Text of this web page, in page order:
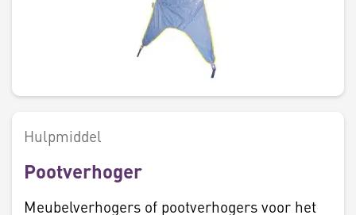
Hulpmiddel
Pootverhoger
Meubelverhogers of pootverhogers voor het